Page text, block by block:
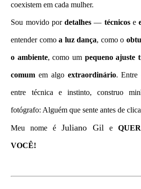
coexistem em cada mulher.
Sou movido pordetalhes— técnicos e
entender comoa luz dança, como o
o ambiente, como um pequeno ajuste
comumem algo extraordinário. Entre
entre técnica e instinto, construo
fotógrafo: Alguém que sente antes de
Meu nome éJuliano Gile
VOCÊ!